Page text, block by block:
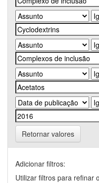
Retornar valores
Adicionar filtros:
Utilizar filtros para refinar